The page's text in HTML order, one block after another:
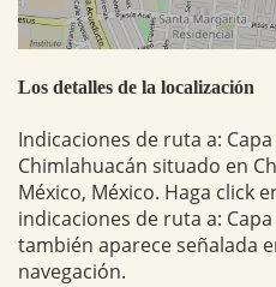
Los detalles de la localización
Indicaciones de ruta a:
Chimlahuacán situado en
México, México. Haga click
indicaciones de ruta a:
también aparece señalada
navegación.